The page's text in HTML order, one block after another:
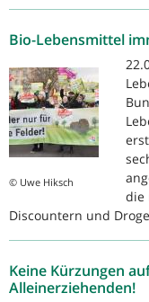
Bio-Lebensmittel
© Uwe Hiksch
die
Discountern und
Keine Kürzungen
Alleinerziehenden!